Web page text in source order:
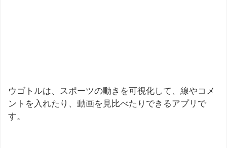
ウゴトルは、スポーツの動きを可視化して、線やコメ
ントを入れたり、動画を見比べたりできるアプリで
す。